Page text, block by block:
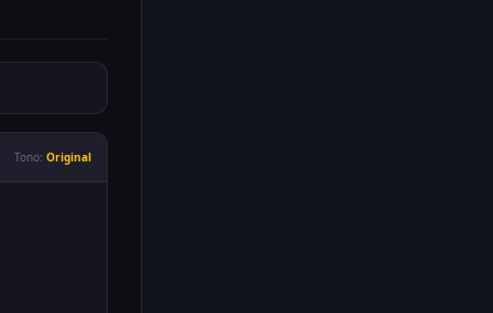
Tono: Original